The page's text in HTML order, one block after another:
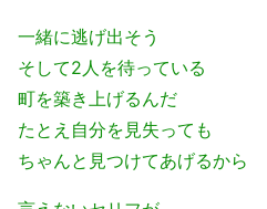
一緒に逃げ出そう
そして2人を待っている
町を築き上げるんだ
たとえ自分を見失っても
ちゃんと見つけてあげるから